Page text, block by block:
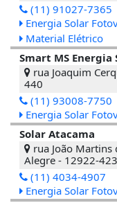
(11) 91027-7365
Energia Solar
Material Elétrico
Smart MS Energia
rua Joaquim
440
(11) 93008-7750
Energia Solar
Solar Atacama
rua João Martins
Alegre - 12922-423
(11) 4034-4907
Energia Solar